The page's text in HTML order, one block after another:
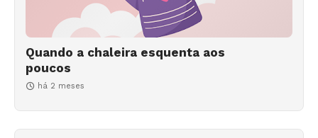
Quando a chaleira esquenta aos
poucos
há 2 meses